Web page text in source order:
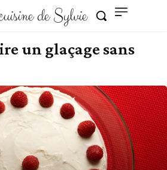
de Sylvie
un glaçage sans